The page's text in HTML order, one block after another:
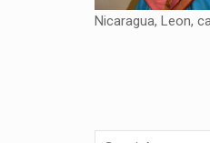
Nicaragua, Leon,